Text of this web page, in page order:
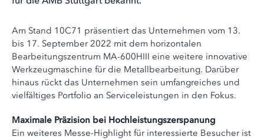
Am Stand 10C71 präsentiert das Unternehmen vom 13.
bis 17. September 2022 mit dem horizontalen
Bearbeitungszentrum MA-600HIII eine weitere innovative
Werkzeugmaschine für die Metallbearbeitung. Darüber
hinaus rückt das Unternehmen sein umfangreiches und
vielfältiges Portfolio an Serviceleistungen in den Fokus.
Maximale Präzision bei Hochleistungszerspanung
Ein weiteres Messe-Highlight für interessierte Besucher ist